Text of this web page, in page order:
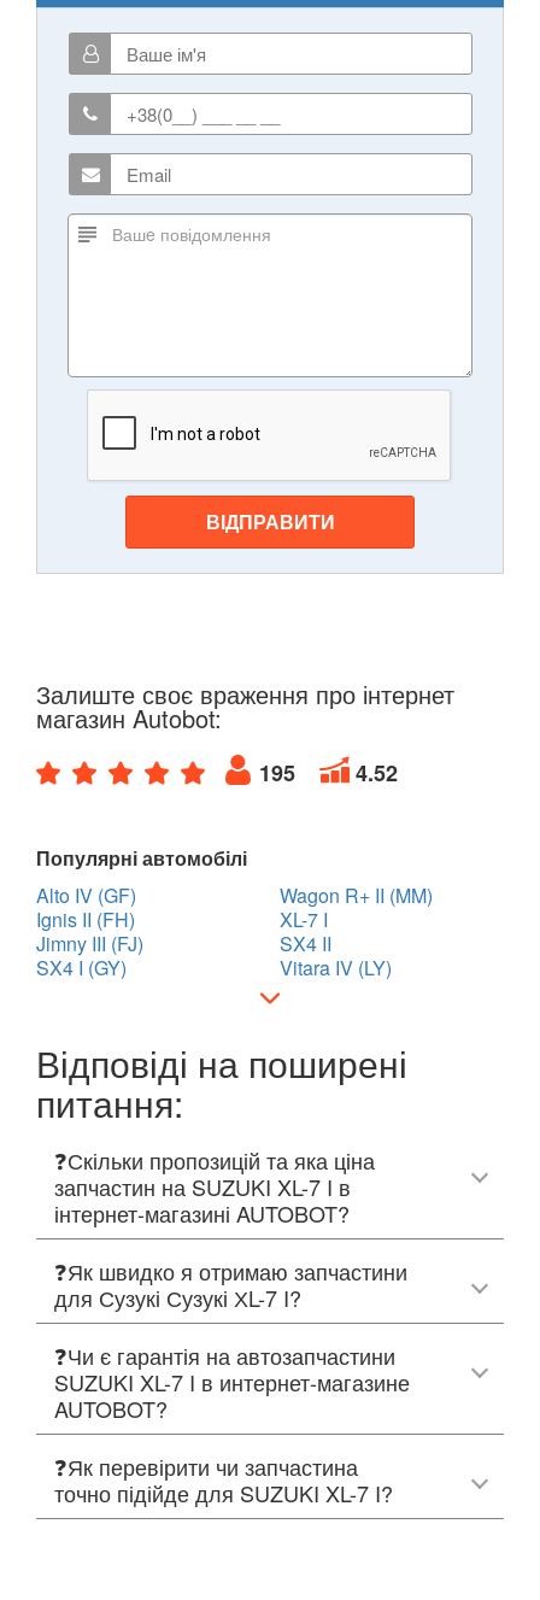
ВІДПРАВИТИ
Залиште своє враження про інтернет
магазин Autobot:
195 4.52
Популярні автомобілі
Alto IV (GF)
Ignis II (FH)
Jimny III (FJ)
SX4 I (GY)
Wagon R+ II (MM)
XL-7 I
SX4 II
Vitara IV (LY)
Відповіді на поширені
питання:
❓Скільки пропозицій та яка ціна
запчастин на SUZUKI XL-7 I в
інтернет-магазині AUTOBOT?
❓Як швидко я отримаю запчастини
для Сузукі Сузукі ХL-7 I?
❓Чи є гарантія на автозапчастини
SUZUKI XL-7 I в интернет-магазине
AUTOBOT?
❓Як перевірити чи запчастина
точно підійде для SUZUKI XL-7 I?